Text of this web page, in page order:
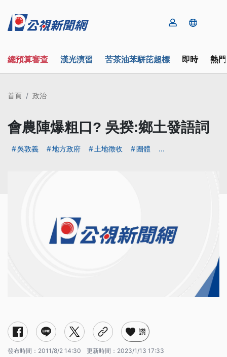
總預算審查 漢光演習 苦茶油苯駢芘超標 即時 熱
首頁 政治
會農陣爆粗口? 吳揆:鄉土發語詞
吳敦義 地方政府 土地徵收 團體 ...
讚
發布時間： 2011/8/2 14:30 更新時間： 2023/1/13 17:33